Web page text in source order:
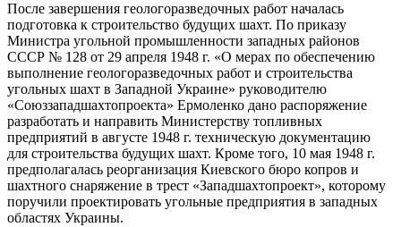
После завершения геологоразведочных работ началась
подготовка к строительство будущих шахт. По приказу
Министра угольной промышленности западных районов
СССР № 128 от 29 апреля 1948 г. «О мерах по обеспечению
выполнение геологоразведочных работ и строительства
угольных шахт в Западной Украине» руководителю
«Союззападшахтопроекта» Ермоленко дано распоряжение
разработать и направить Министерству топливных
предприятий в августе 1948 г. техническую документацию
для строительства будущих шахт. Кроме того, 10 мая 1948 г.
предполагалась реорганизация Киевского бюро копров и
шахтного снаряжение в трест «Западшахтопроект», которому
поручили проектировать угольные предприятия в западных
областях Украины.